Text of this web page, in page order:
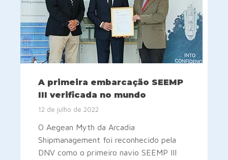
A primeira embarcação SEEMP
III verificada no mundo
12 de julho de 2022
O Aegean Myth da Arcadia
Shipmanagement foi reconhecido pela
DNV como o primeiro navio SEEMP III